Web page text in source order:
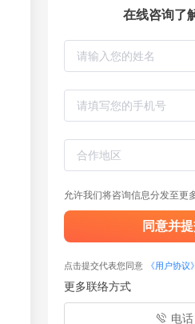
在线咨询了
允许我们将咨询信息分发至更
同意并
点击提交代表您同意 《用户协议》
更多联络方式
电话